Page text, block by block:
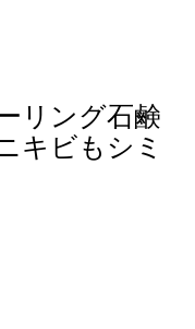
リング石鹸
キビもシミ